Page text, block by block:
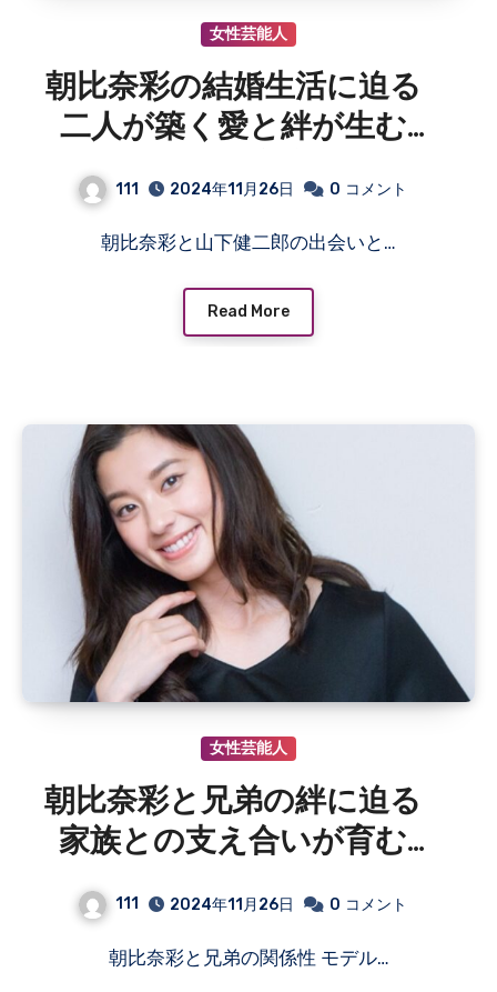
女性芸能人
朝比奈彩の結婚生活に迫る
二人が築く愛と絆が生む幸
111 2024年11月26日 0 コメント
朝比奈彩と山下健二郎の出会いと…
Read More
女性芸能人
朝比奈彩と兄弟の絆に迫る
家族との支え合いが育む温
111 2024年11月26日 0 コメント
朝比奈彩と兄弟の関係性 モデル…